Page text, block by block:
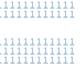
1 1 1 1 1 1 1 1 1 1 1
1 1 1 1 1 1 1 1 1 1 1
1 1 1 1 1 1 1 1 1 1 1
1 1 1 1 1 1 1 1 1 1 1
1 1 1 1 1 1 1 1 1 1 1